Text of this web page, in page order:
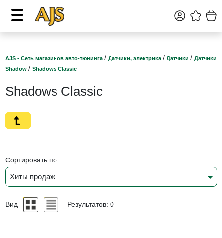
AJS - Сеть магазинов авто-тюнинга / Датчики, электрика / Датчики / Датчики
Shadow / Shadows Classic
Shadows Classic
Сортировать по:
Хиты продаж
Вид Результатов: 0